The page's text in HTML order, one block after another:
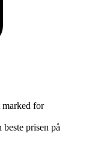
marked for
prisen på